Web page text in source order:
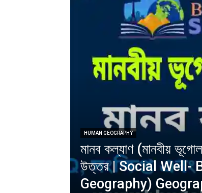
HUMAN GEOGRAPHY
মানব কল্যাণ (মানবীয়
উত্তর | Social Well-
Geography)